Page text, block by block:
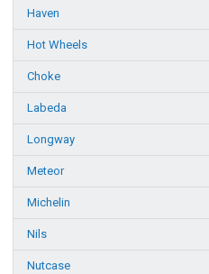
Haven
Hot Wheels
Choke
Labeda
Longway
Meteor
Michelin
Nils
Nutcase